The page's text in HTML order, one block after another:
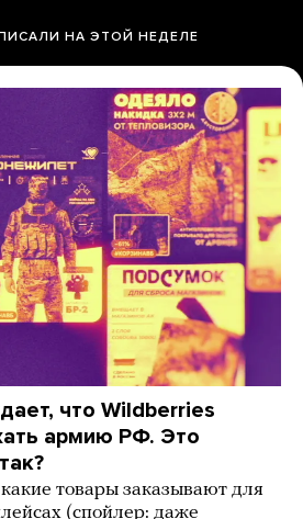
НА ЭТОЙ НЕДЕЛЕ
что Wildberries
армию РФ. Это
товары заказывают для
(спойлер: даже